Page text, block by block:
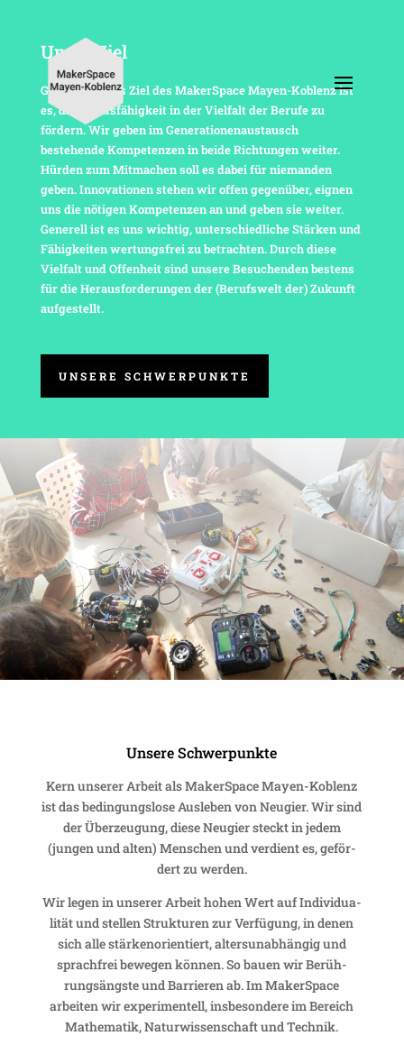
Unser Ziel
Grund­le­gendes Ziel des Maker­Space Mayen-Koblenz ist
es, die Berufs­fä­hig­keit in der Viel­falt der Berufe zu
fördern. Wir geben im Gene­ra­tio­nen­aus­tausch
bestehende Kompe­tenzen in beide Rich­tungen weiter.
Hürden zum Mitma­chen soll es dabei für niemanden
geben. Inno­va­tionen stehen wir offen gegen­über, eignen
uns die nötigen Kompe­tenzen an und geben sie weiter.
Gene­rell ist es uns wichtig, unter­schied­liche Stärken und
Fähig­keiten wertungs­frei zu betrachten. Durch diese
Viel­falt und Offen­heit sind unsere Besu­chenden bestens
für die Heraus­for­de­rungen der (Berufs­welt der) Zukunft
aufgestellt.
UNSERE SCHWER­PUNKTE
Unsere Schwer­punkte
Kern unserer Arbeit als Maker­Space Mayen-Koblenz
ist das bedin­gungs­lose Ausleben von Neugier. Wir sind
der Über­zeu­gung, diese Neugier steckt in jedem
(jungen und alten) Menschen und verdient es, geför­
dert zu werden.
Wir legen in unserer Arbeit hohen Wert auf Indi­vi­dua­
lität und stellen Struk­turen zur Verfü­gung, in denen
sich alle stär­ken­ori­en­tiert, alters­un­ab­hängig und
sprach­frei bewegen können. So bauen wir Berüh­
rungs­ängste und Barrieren ab. Im Maker­Space
arbeiten wir expe­ri­men­tell, insbe­son­dere im Bereich
Mathe­matik, Natur­wis­sen­schaft und Technik.